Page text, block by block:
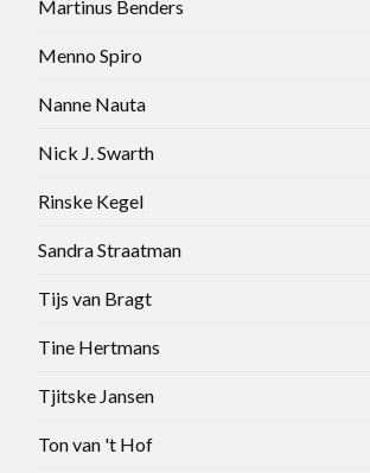
Martinus Benders
Menno Spiro
Nanne Nauta
Nick J. Swarth
Rinske Kegel
Sandra Straatman
Tijs van Bragt
Tine Hertmans
Tjitske Jansen
Ton van 't Hof